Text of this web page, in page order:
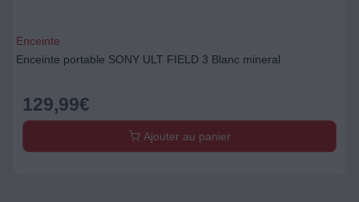
Enceinte
Enceinte portable SONY ULT FIELD 3 Blanc mineral
129,99€
Ajouter au panier